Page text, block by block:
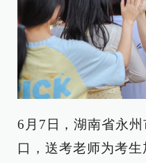
6月7日，湖南省永
口，送考老师为考